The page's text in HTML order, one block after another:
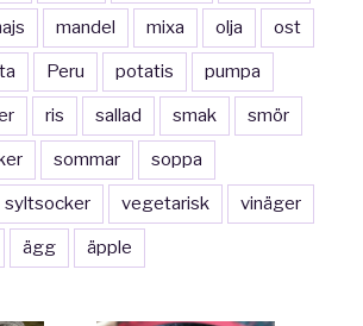
mandel mixa olja ost
Peru potatis pumpa
ris sallad smak smör
sommar soppa
syltsocker vegetarisk vinäger
ägg äpple